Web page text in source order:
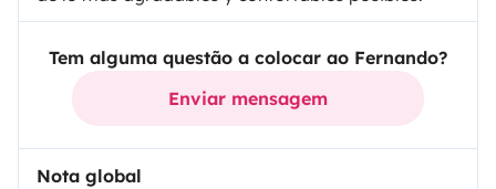
Tem alguma questão a colocar ao Fernando?
Enviar mensagem
Nota global